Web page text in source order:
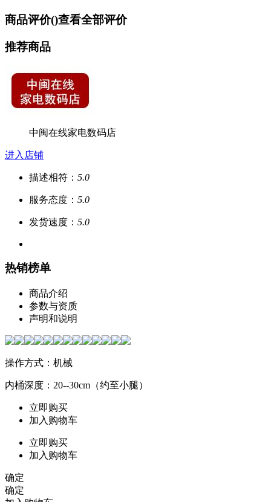
商品评价()查看全部评价
推荐商品
中闽在线家电数码店
进入店铺
描述相符： 5.0
服务态度： 5.0
发货速度： 5.0
热销榜单
商品介绍
参数与资质
声明和说明
操作方式：机械
内桶深度：20--30cm（约至小腿）
立即购买
加入购物车
立即购买
加入购物车
确定
确定